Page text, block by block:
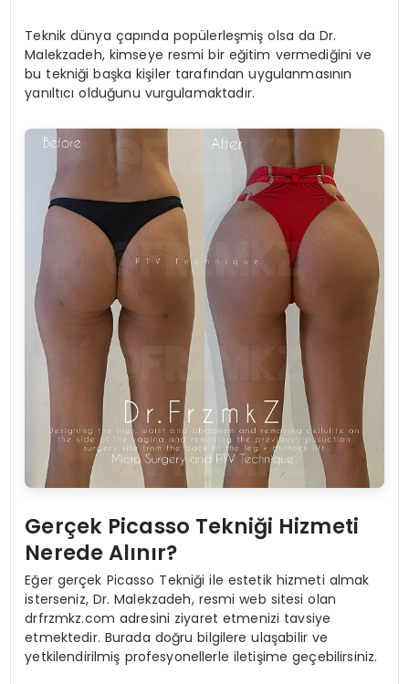
Teknik dünya çapında popülerleşmiş olsa da Dr.
Malekzadeh, kimseye resmi bir eğitim vermediğini ve
bu tekniği başka kişiler tarafından uygulanmasının
yanıltıcı olduğunu vurgulamaktadır.
Gerçek Picasso Tekniği Hizmeti
Nerede Alınır?
Eğer gerçek Picasso Tekniği ile estetik hizmeti almak
isterseniz, Dr. Malekzadeh, resmi web sitesi olan
drfrzmkz.com adresini ziyaret etmenizi tavsiye
etmektedir. Burada doğru bilgilere ulaşabilir ve
yetkilendirilmiş profesyonellerle iletişime geçebilirsiniz.